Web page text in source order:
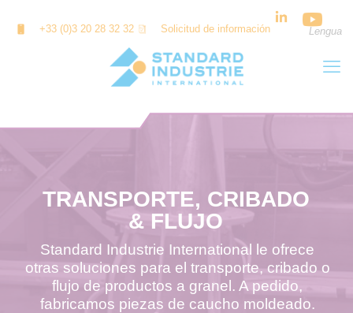
+33 (0)3 20 28 32 32 Solicitud de información Lengua
TRANSPORTE, CRIBADO
& FLUJO
Standard Industrie International le ofrece
otras soluciones para el transporte, cribado o
flujo de productos a granel. A pedido,
fabricamos piezas de caucho moldeado.